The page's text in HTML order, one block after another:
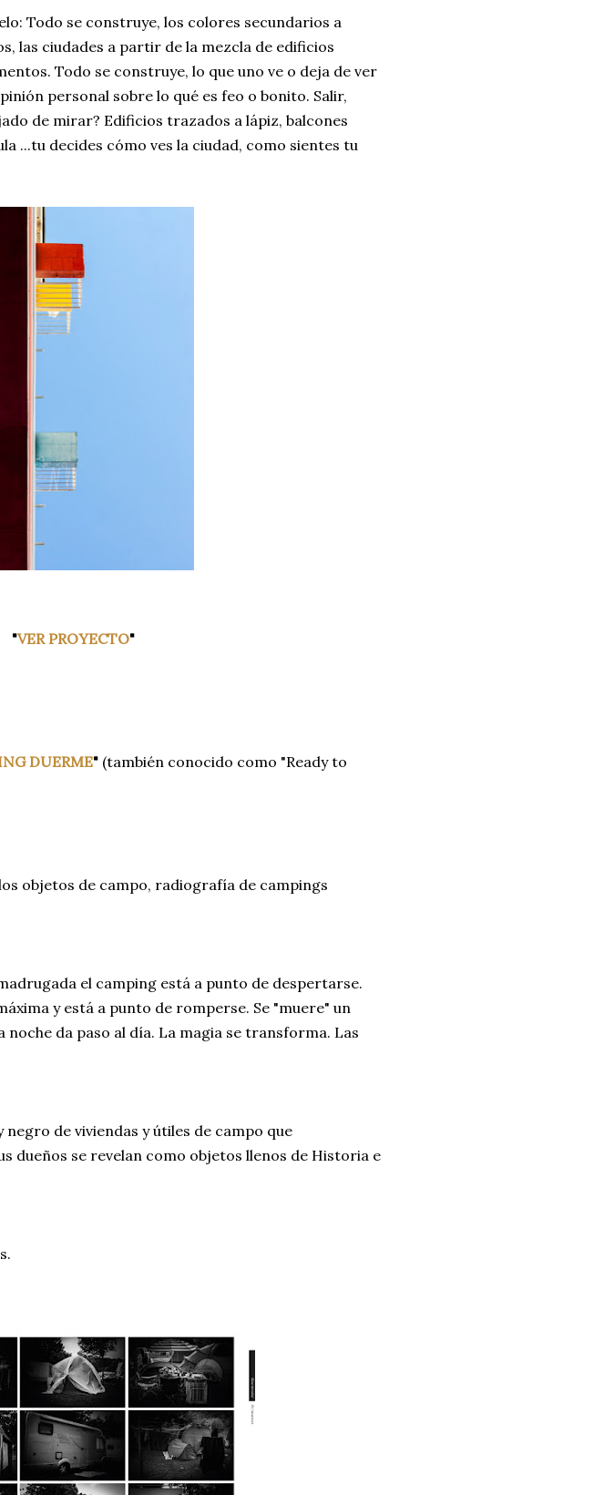
Todo se construye, los colores secundarios a
las ciudades a partir de la mezcla de edificios
Todo se construye, lo que uno ve o deja de ver
personal sobre lo qué es feo o bonito. Salir,
de mirar? Edificios trazados a lápiz, balcones
...tu decides cómo ves la ciudad, como sientes tu
"VER PROYECTO"
DUERME" (también conocido como "Ready to
objetos de campo, radiografía de campings
el camping está a punto de despertarse.
y está a punto de romperse. Se "muere" un
da paso al día. La magia se transforma. Las
de viviendas y útiles de campo que
dueños se revelan como objetos llenos de Historia e